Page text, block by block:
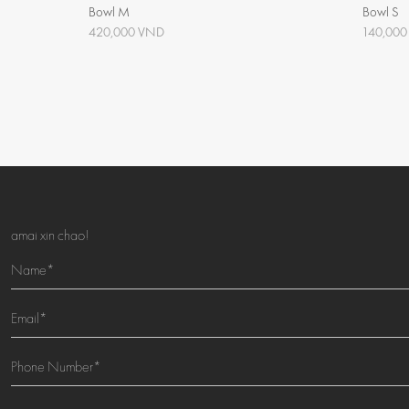
Bowl M
420,000 VND
Bowl S
amai xin chao!